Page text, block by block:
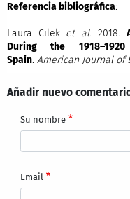
Referencia bibliográfica:
Laura Cilek et al. 2018.
During the
Spain. American Journal of
Añadir nuevo
Su nombre
Email